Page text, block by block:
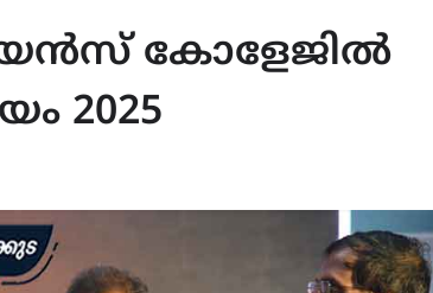
കോളേജിൽ
2025